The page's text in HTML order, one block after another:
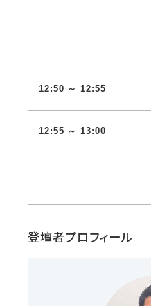
12:50 ～ 12:55
12:55 ～ 13:00
登壇者プロフィール